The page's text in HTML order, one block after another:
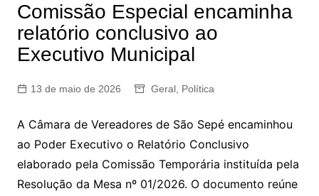
Comissão Especial encaminha
relatório conclusivo ao
Executivo Municipal
13 de maio de 2026 Geral, Política
A Câmara de Vereadores de São Sepé encaminhou
ao Poder Executivo o Relatório Conclusivo
elaborado pela Comissão Temporária instituída pela
Resolução da Mesa nº 01/2026. O documento reúne